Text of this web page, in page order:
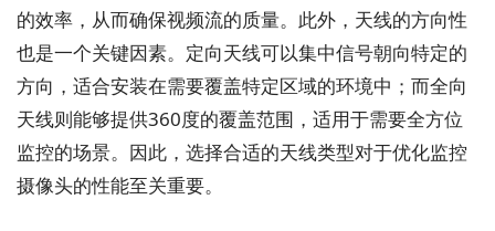
的效率，从而确保视频流的质量。此外，天线的方向性
也是一个关键因素。定向天线可以集中信号朝向特定的
方向，适合安装在需要覆盖特定区域的环境中；而全向
天线则能够提供360度的覆盖范围，适用于需要全方位
监控的场景。因此，选择合适的天线类型对于优化监控
摄像头的性能至关重要。